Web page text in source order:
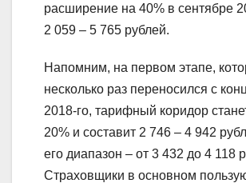
расширение на 40% в сентябре
2 059 – 5 765 рублей.
Напомним, на первом этапе,
несколько раз переносился с
2018-го, тарифный коридор
20% и составит 2 746 – 4 942
его диапазон – от 3 432 до 4 118
Страховщики в основном